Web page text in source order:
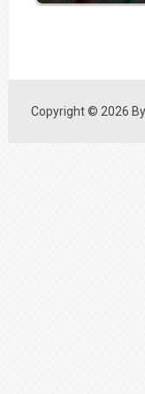
Copyright © 2026